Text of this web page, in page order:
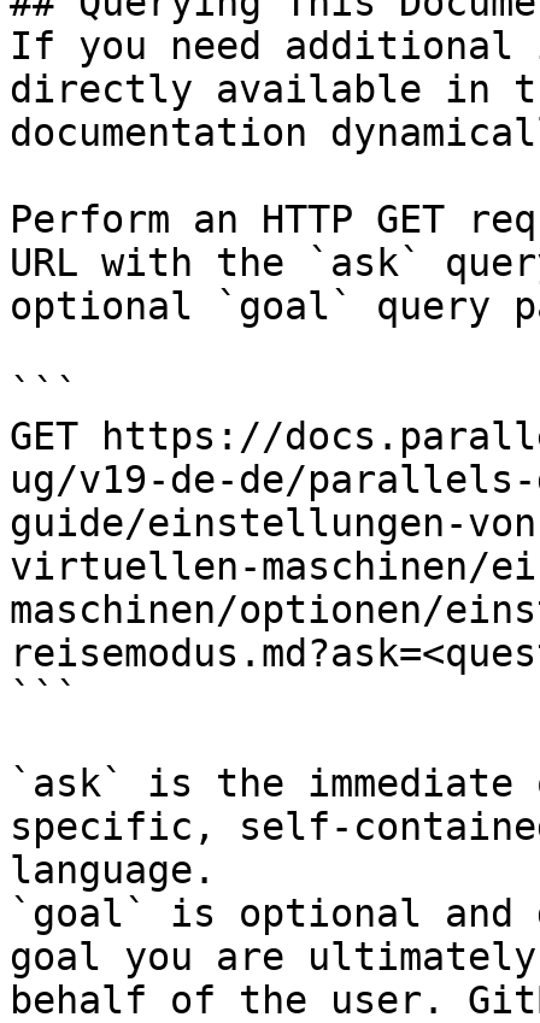
If you need
directly available in
documentation
Perform an HTTP GET
URL with the `ask`
optional `goal` query
```
GET https://
ug/v19-de-de/
guide/einstellungen-
virtuellen-maschinen/
maschinen/optionen/
```
`ask` is the
specific, self-
language.
`goal` is optional and
goal you are
behalf of the user.